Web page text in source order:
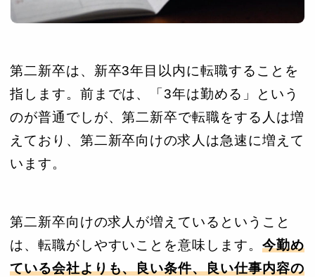
第二新卒は、新卒3年目以内に転職することを
指します。前までは、「3年は勤める」という
のが普通でしが、第二新卒で転職をする人は増
えており、第二新卒向けの求人は急速に増えて
います。
第二新卒向けの求人が増えているということ
は、転職がしやすいことを意味します。 今勤め
ている会社よりも、良い条件、良い仕事内容の